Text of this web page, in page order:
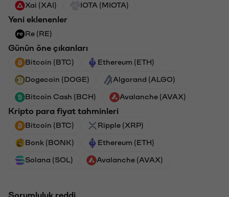
Xai (XAI) IOTA (MIOTA)
Yeni eklenenler
Re (RE)
Günün öne çıkanları
Bitcoin (BTC) Ethereum (ETH)
Dogecoin (DOGE) Algorand (ALGO)
Bitcoin Cash (BCH) Avalanche (AVAX)
Kripto para fiyat tahminleri
Bitcoin (BTC) Ripple (XRP)
Bonk (BONK) Ethereum (ETH)
Solana (SOL) Avalanche (AVAX)
Sorumluluk reddi